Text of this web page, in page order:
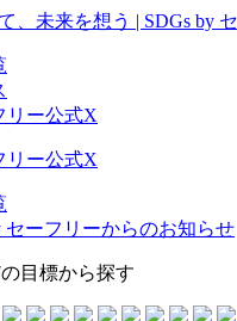
セーフリーからのお知らせ
の目標から探す